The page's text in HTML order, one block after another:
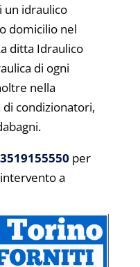
un idraulico
domicilio nel
ditta Idraulico
di ogni
nella
condizionatori,
3519155550 per
a